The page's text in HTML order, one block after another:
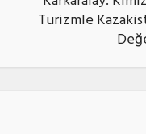
Turizmle